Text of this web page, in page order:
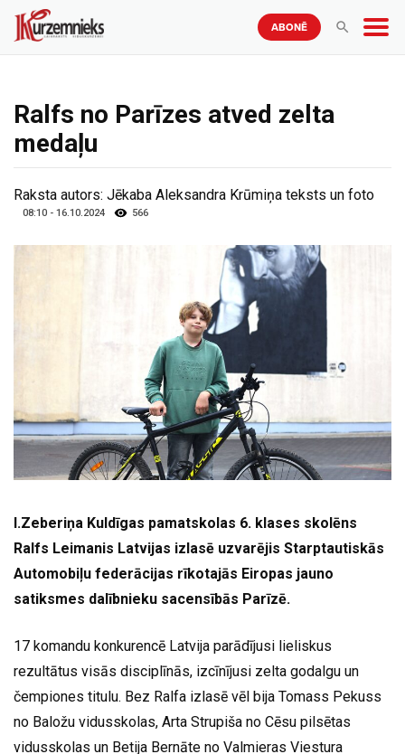
ABONĒ
Ralfs no Parīzes atved zelta
medaļu
Raksta autors: Jēkaba Aleksandra Krūmiņa teksts un foto
08:10 - 16.10.2024 566
I.Zeberiņa Kuldīgas pamatskolas 6. klases skolēns
Ralfs Leimanis Latvijas izlasē uzvarējis Starptautiskās
Automobiļu federācijas rīkotajās Eiropas jauno
satiksmes dalībnieku sacensībās Parīzē.
17 komandu konkurencē Latvija parādījusi lieliskus
rezultātus visās disciplīnās, izcīnījusi zelta godalgu un
čempiones titulu. Bez Ralfa izlasē vēl bija Tomass Pekuss
no Baložu vidusskolas, Arta Strupiša no Cēsu pilsētas
vidusskolas un Betija Bernāte no Valmieras Viestura